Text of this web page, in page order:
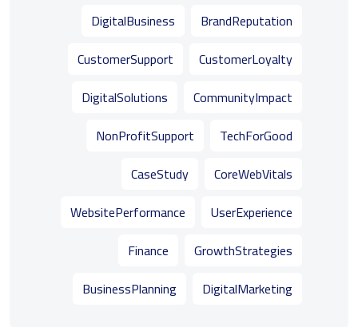
DigitalBusiness
BrandReputation
CustomerSupport
CustomerLoyalty
DigitalSolutions
CommunityImpact
NonProfitSupport
TechForGood
CaseStudy
CoreWebVitals
WebsitePerformance
UserExperience
Finance
GrowthStrategies
BusinessPlanning
DigitalMarketing